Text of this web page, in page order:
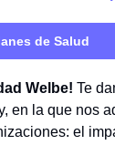
de Salud
Welbe! Te
en la que nos
el